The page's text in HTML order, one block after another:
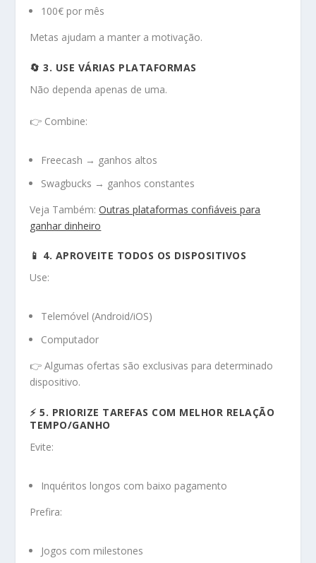
100€ por mês
Metas ajudam a manter a motivação.
🔄 3. USE VÁRIAS PLATAFORMAS
Não dependa apenas de uma.
👉 Combine:
Freecash → ganhos altos
Swagbucks → ganhos constantes
Veja Também:Outras plataformas confiáveis para
ganhar dinheiro
📱 4. APROVEITE TODOS OS DISPOSITIVOS
Use:
Telemóvel (Android/iOS)
Computador
👉 Algumas ofertas são exclusivas para determinado
dispositivo.
⚡ 5. PRIORIZE TAREFAS COM MELHOR RELAÇÃO
TEMPO/GANHO
Evite:
Inquéritos longos com baixo pagamento
Prefira:
Jogos com milestones